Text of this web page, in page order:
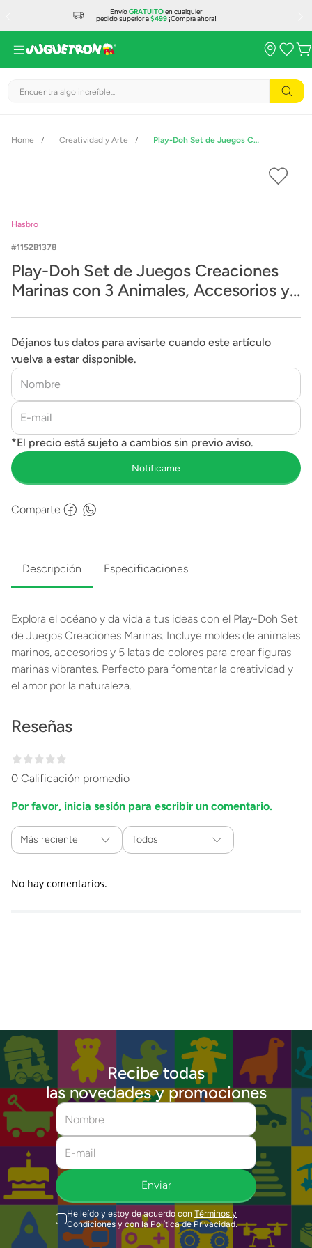
EnvíoGRATUITOen cualquier
pedido superior a$499¡Compra ahora!
Encuentra algo increíble...
Creatividad y Arte Play-Doh Set de Juegos Creaciones Marinas con 3 Animales, Accesorios y 5 Latas
Hasbro
1152B1378
Play-Doh Set de Juegos Creaciones
Marinas con 3 Animales, Accesorios y
Déjanos tus datos para avisarte cuando este artículo
vuelva a estar disponible.
Comparte
Descripción Especificaciones
Explora el océano y da vida a tus ideas con el Play-Doh Set
de Juegos Creaciones Marinas. Incluye moldes de animales
marinos, accesorios y 5 latas de colores para crear figuras
marinas vibrantes. Perfecto para fomentar la creatividad y
el amor por la naturaleza.
Reseñas
0 Calificación promedio
Por favor, inicia sesión para escribir un comentario.
Más reciente Todos
No hay comentarios.
Recibe todas
las novedades y promociones
Enviar
He leído y estoy de acuerdo con Términos y
Condiciones y con la Política de Privacidad.